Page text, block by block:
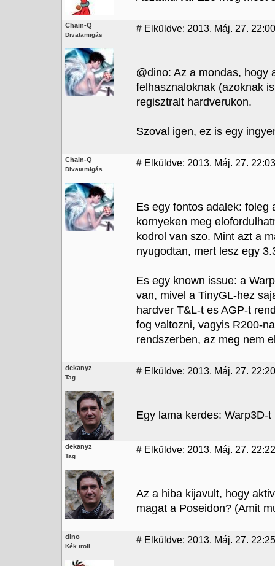
Chain-Q
Divatamigás
# Elküldve: 2013. Máj. 27. 22:00
@dino: Az a mondas, hogy
felhasznaloknak (azoknak
regisztralt hardverukon.
Szoval igen, ez is egy
Chain-Q
Divatamigás
# Elküldve: 2013. Máj. 27.
Es egy fontos adalek: foleg
kornyeken meg
kodrol van szo. Mint azt a
nyugodtan, mert lesz egy
Es egy known issue: a
van, mivel a TinyGL-hez
hardver T&L-t es AGP-t
fog valtozni, vagyis R200-
rendszerben, az meg nem
dekanyz
Tag
# Elküldve: 2013. Máj. 27. 22:20
Egy lama kerdes: Warp3D-
dekanyz
Tag
# Elküldve: 2013. Máj. 27.
Az a hiba kijavult, hogy
magat a Poseidon? (Amit
dino
Kék troll
# Elküldve: 2013. Máj. 27. 22:25